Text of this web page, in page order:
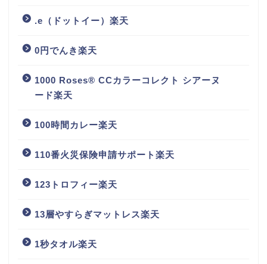
.e（ドットイー）楽天
0円でんき楽天
1000 Roses® CCカラーコレクト シアーヌ
ード楽天
100時間カレー楽天
110番火災保険申請サポート楽天
123トロフィー楽天
13層やすらぎマットレス楽天
1秒タオル楽天